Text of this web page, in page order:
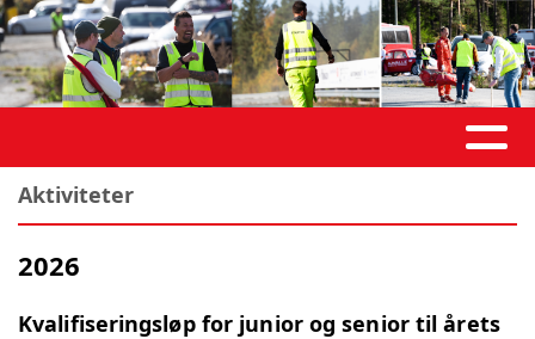
Aktiviteter
2026
Kvalifiseringsløp for junior og senior til årets